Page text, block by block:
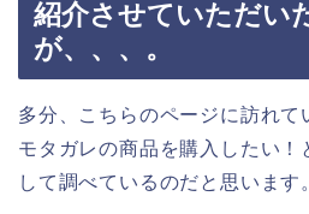
紹介させていただい
が、、、。
多分、こちらのページに訪れて
モタガレの商品を購入したい！
して調べているのだと思います